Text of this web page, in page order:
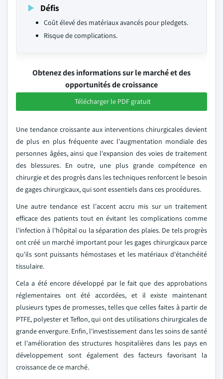
Défis
Coût élevé des matériaux avancés pour pledgets.
Risque de complications.
Obtenez des informations sur le marché et des
opportunités de croissance
Télécharger le PDF gratuit
Une tendance croissante aux interventions chirurgicales devient
de plus en plus fréquente avec l'augmentation mondiale des
personnes âgées, ainsi que l'expansion des voies de traitement
des blessures. En outre, une plus grande compétence en
chirurgie et des progrès dans les techniques renforcent le besoin
de gages chirurgicaux, qui sont essentiels dans ces procédures.
Une autre tendance est l'accent accru mis sur un traitement
efficace des patients tout en évitant les complications comme
l'infection à l'hôpital ou la séparation des plaies. De tels progrès
ont créé un marché important pour les gages chirurgicaux parce
qu'ils sont puissants hémostases et les matériaux d'étanchéité
tissulaire.
Cela a été encore développé par le fait que des approbations
réglementaires ont été accordées, et il existe maintenant
plusieurs types de promesses, telles que celles faites à partir de
PTFE, polyester et Teflon, qui ont des utilisations chirurgicales de
grande envergure. Enfin, l'investissement dans les soins de santé
et l'amélioration des structures hospitalières dans les pays en
développement sont également des facteurs favorisant la
croissance de ce marché.